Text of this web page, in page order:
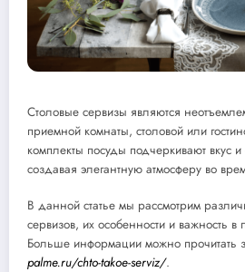
Столовые сервизы являются
приемной комнаты, столовой или
комплекты посуды подчеркивают вкус и
создавая элегантную атмосферу во
В данной статье мы рассмотрим
сервизов, их особенности и важность
Больше информации можно прочитать
palme.ru/chto-takoe-serviz/.